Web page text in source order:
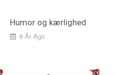
Humor og kærlighed
6 År Ago